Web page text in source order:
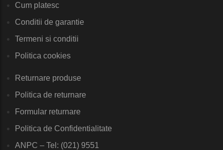
Cum platesc
Conditii de garantie
Termeni si conditii
Politica cookies
Returnare produse
Politica de returnare
Formular returnare
Politica de Confidentialitate
ANPC – Tel: (021) 9551